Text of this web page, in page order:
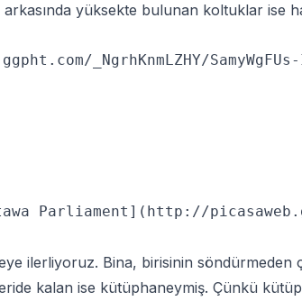
yüksekte bulunan koltuklar ise
_NgrhKnmLZHY/
Parliament](http://
ilerliyoruz. Bina, birisinin söndürmeden
kalan ise kütüphaneymiş. Çünkü